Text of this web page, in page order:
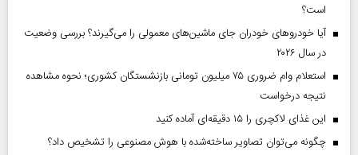
است؟
آیا خودروهای خودران جای ماشین‌های معمولی را می‌گیرند؟ بررسی وضعیت
در سال ۲۰۲۶
استعلام وام ضروری ۷۵ میلیون تومانی بازنشستگان کشوری؛ نحوه مشاهده
نتیجه درخواست
این غذای لاکچری را ۱۵ دقیقه‌ای آماده کنید
چگونه می‌توان تصاویر ساخته‌شده با هوش مصنوعی را تشخیص داد؟